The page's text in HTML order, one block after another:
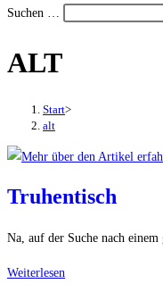
Suchen …
den
das
aus-
einzuklappen
ALT
Start>
alt
Truhentisch
Na, auf der Suche nach
Weiterlesen